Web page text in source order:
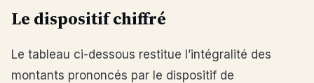
Le dispositif chiffré
Le tableau ci-dessous restitue l’intégralité des
montants prononcés par le dispositif de